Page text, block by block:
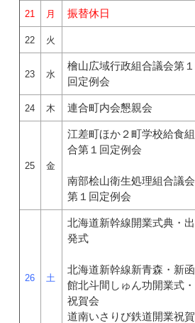
21 月 振替休日
22 火
23 水
檜山広域行政組合議会第１
回定例会
24 木 連合町内会懇親会
25 金
江差町ほか２町学校給食組
合第１回定例会
南部桧山衛生処理組合議会
第１回定例会
26 土
北海道新幹線開業式典・出
発式
北海道新幹線新青森・新函
館北斗間しゅん功開業式・
祝賀会
道南いさりび鉄道開業祝賀